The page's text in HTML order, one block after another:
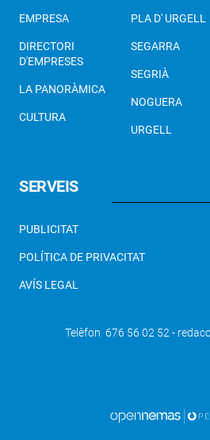
EMPRESA
DIRECTORI
D'EMPRESES
LA PANORÀMICA
CULTURA
PLA D' URGELL
SEGARRA
SEGRIÀ
NOGUERA
URGELL
SERVEIS
PUBLICITAT
POLÍTICA DE PRIVACITAT
AVÍS LEGAL
Telèfon 676 56 02 52 -